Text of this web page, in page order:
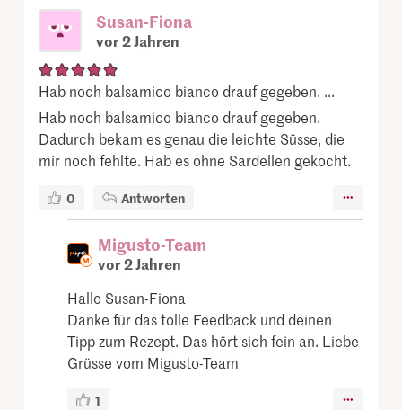
Susan-Fiona
vor 2 Jahren
Hab noch balsamico bianco drauf gegeben. ...
Hab noch balsamico bianco drauf gegeben.
Dadurch bekam es genau die leichte Süsse, die
mir noch fehlte. Hab es ohne Sardellen gekocht.
0 Antworten
Migusto-Team
vor 2 Jahren
Hallo Susan-Fiona
Danke für das tolle Feedback und deinen
Tipp zum Rezept. Das hört sich fein an. Liebe
Grüsse vom Migusto-Team
1